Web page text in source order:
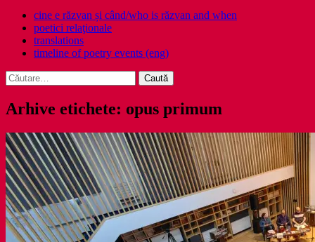
cine e răzvan și când/who is răzvan and when
poetici relaţionale
translations
timeline of poetry events (eng)
Caută
după:
Arhive etichete: opus primum